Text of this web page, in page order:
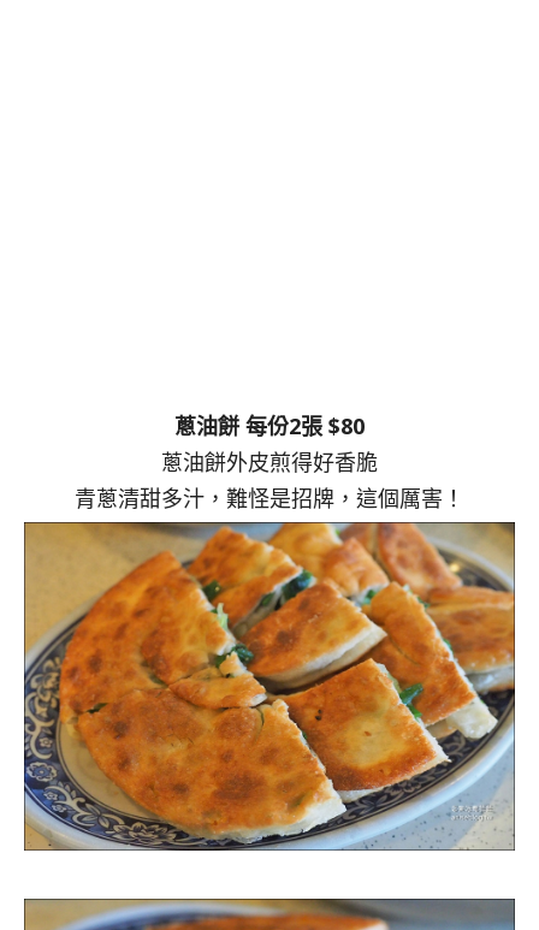
蔥油餅 每份2張 $80
蔥油餅外皮煎得好香脆
青蔥清甜多汁，難怪是招牌，這個厲害！